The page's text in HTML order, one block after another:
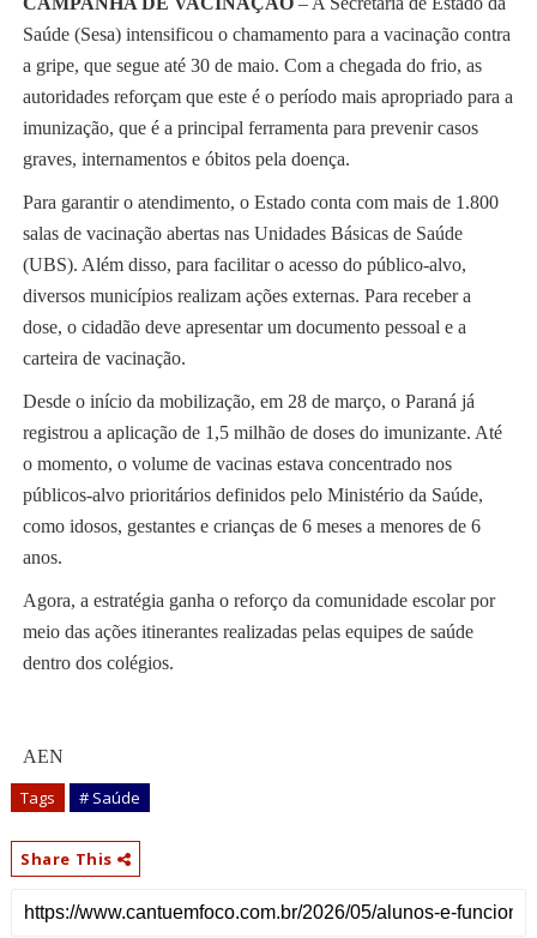
Saúde (Sesa) intensificou o chamamento para a vacinação contra
a gripe, que segue até 30 de maio. Com a chegada do frio, as
autoridades reforçam que este é o período mais apropriado para a
imunização, que é a principal ferramenta para prevenir casos
graves, internamentos e óbitos pela doença.
Para garantir o atendimento, o Estado conta com mais de 1.800
salas de vacinação abertas nas Unidades Básicas de Saúde
(UBS). Além disso, para facilitar o acesso do público-alvo,
diversos municípios realizam ações externas. Para receber a
dose, o cidadão deve apresentar um documento pessoal e a
carteira de vacinação.
Desde o início da mobilização, em 28 de março, o Paraná já
registrou a aplicação de 1,5 milhão de doses do imunizante. Até
o momento, o volume de vacinas estava concentrado nos
públicos-alvo prioritários definidos pelo Ministério da Saúde,
como idosos, gestantes e crianças de 6 meses a menores de 6
anos.
Agora, a estratégia ganha o reforço da comunidade escolar por
meio das ações itinerantes realizadas pelas equipes de saúde
dentro dos colégios.
AEN
Tags # Saúde
Share This